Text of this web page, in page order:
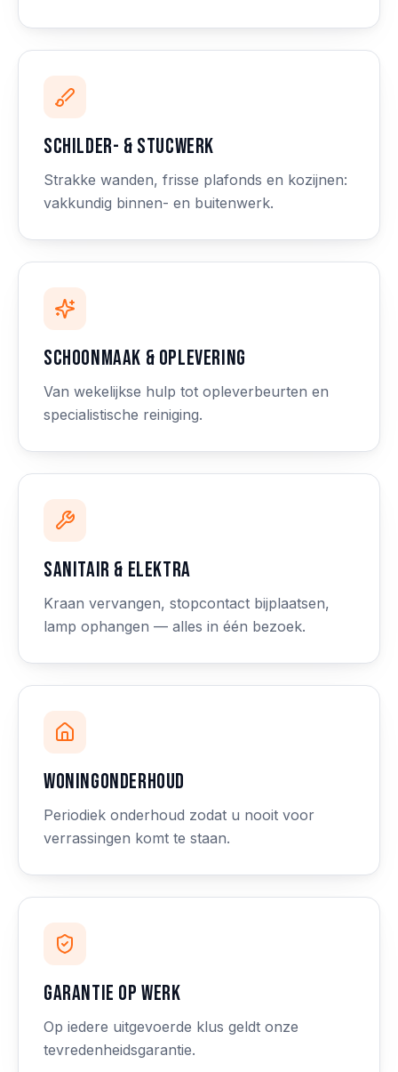
Schilder- & stucwerk
Strakke wanden, frisse plafonds en kozijnen:
vakkundig binnen- en buitenwerk.
Schoonmaak & oplevering
Van wekelijkse hulp tot opleverbeurten en
specialistische reiniging.
Sanitair & elektra
Kraan vervangen, stopcontact bijplaatsen,
lamp ophangen — alles in één bezoek.
Woningonderhoud
Periodiek onderhoud zodat u nooit voor
verrassingen komt te staan.
Garantie op werk
Op iedere uitgevoerde klus geldt onze
tevredenheidsgarantie.